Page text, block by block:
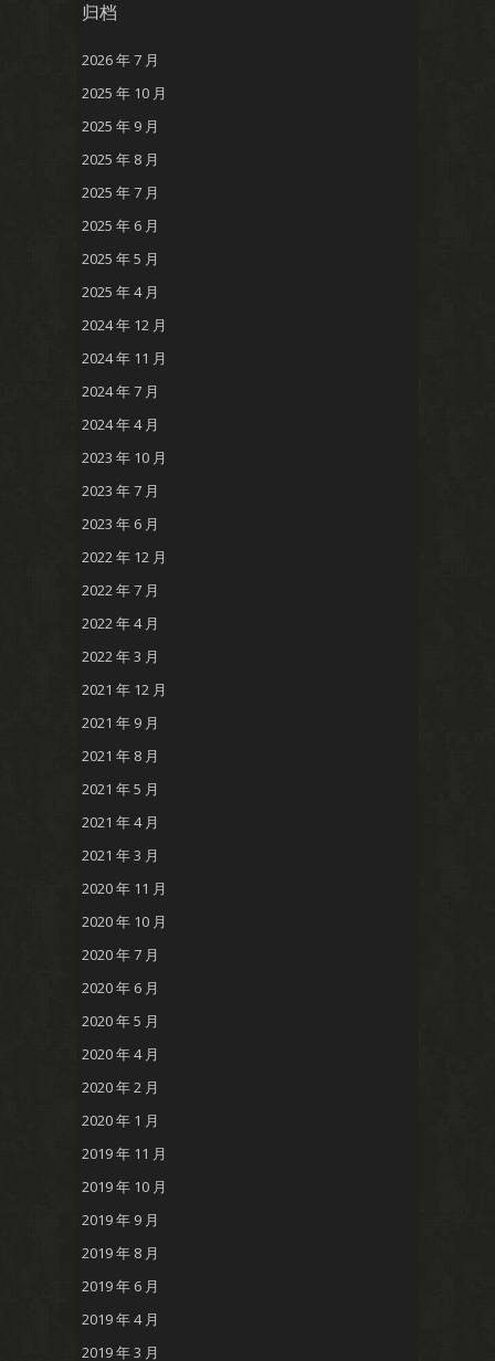
归档
2026 年 7 月
2025 年 10 月
2025 年 9 月
2025 年 8 月
2025 年 7 月
2025 年 6 月
2025 年 5 月
2025 年 4 月
2024 年 12 月
2024 年 11 月
2024 年 7 月
2024 年 4 月
2023 年 10 月
2023 年 7 月
2023 年 6 月
2022 年 12 月
2022 年 7 月
2022 年 4 月
2022 年 3 月
2021 年 12 月
2021 年 9 月
2021 年 8 月
2021 年 5 月
2021 年 4 月
2021 年 3 月
2020 年 11 月
2020 年 10 月
2020 年 7 月
2020 年 6 月
2020 年 5 月
2020 年 4 月
2020 年 2 月
2020 年 1 月
2019 年 11 月
2019 年 10 月
2019 年 9 月
2019 年 8 月
2019 年 6 月
2019 年 4 月
2019 年 3 月